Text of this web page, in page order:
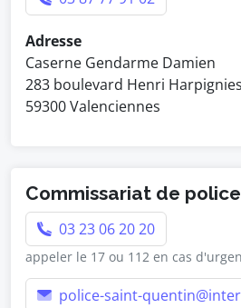
Adresse
Caserne Gendarme Damien
283 boulevard Henri Harpignies
59300 Valenciennes
Commissariat de police
03 23 06 20 20
appeler le 17 ou 112 en cas
police-saint-